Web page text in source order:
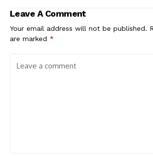
Leave A Comment
Your email address will not be published.
are marked *